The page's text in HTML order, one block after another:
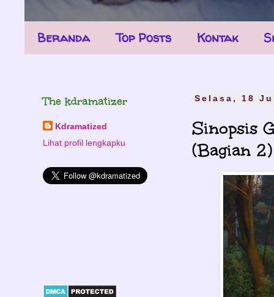
Beranda Top Posts Kontak
Selasa, 18
Sinopsis
(Bagian 2)
The kdramatizer
Kdramatized
Lihat profil lengkapku